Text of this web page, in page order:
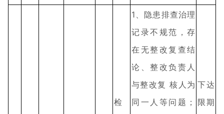
检
1、隐患排查治理
记录不规范，存
在无整改复查结
论、整改负责人
与整改复 核人为
同一人等问题；
下达
限期